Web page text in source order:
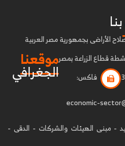
الأراضى بجمهورية مصر العربية
قطاع الزراعة بمصر
بنا
فاكس:
- مبنى الهيئات والشركات - الدقى -
موقعنا
الجغرافي